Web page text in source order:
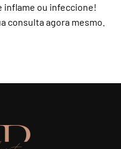
inflame ou infeccione!
consulta agora mesmo.